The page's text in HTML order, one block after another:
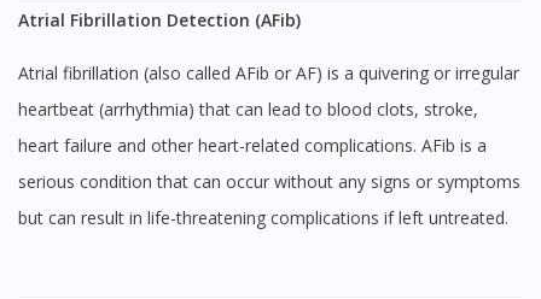
Atrial Fibrillation Detection (AFib)
Atrial fibrillation (also called AFib or AF) is a quivering or irregular
heartbeat (arrhythmia) that can lead to blood clots, stroke,
heart failure and other heart-related complications. AFib is a
serious condition that can occur without any signs or symptoms
but can result in life-threatening complications if left untreated.